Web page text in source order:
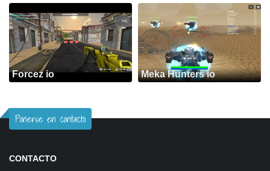
Forcez io Meka Hunters io
Ponerse en contacto
CONTACTO